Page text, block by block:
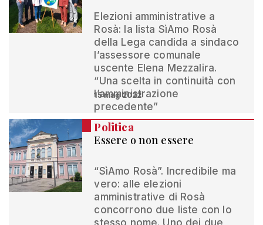
Elezioni amministrative a
Rosà: la lista SìAmo Rosà
della Lega candida a sindaco
l’assessore comunale
uscente Elena Mezzalira.
“Una scelta in continuità con
l’amministrazione
precedente”
15 mag 2022
Politica
Essere o non essere
“SìAmo Rosà”. Incredibile ma
vero: alle elezioni
amministrative di Rosà
concorrono due liste con lo
stesso nome. Uno dei due